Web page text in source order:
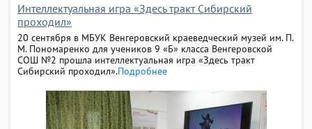
Интеллектуальная игра «Здесь тракт Сибирский
проходил»
20 сентября в МБУК Венгеровский краеведческий музей им. П.
М. Пономаренко для учеников 9 «Б» класса Венгеровской
СОШ №2 прошла интеллектуальная игра «Здесь тракт
Cибирский проходил».Подробнее